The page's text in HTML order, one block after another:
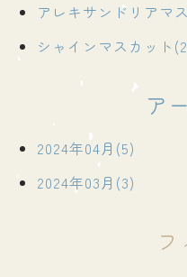
アレキサンドリアマ
シャインマスカット
ア
2024年04月(5)
2024年03月(3)